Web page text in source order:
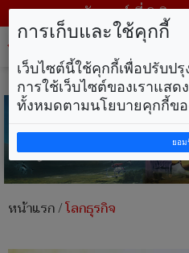
วันเสาร์ ที่ 8 สิง
หน้าแรก/โลกธุรกิจ
การเก็บและใช้คุกกี้
เว็บไซต์นี้ใช้คุกกี้เพื่อปรับป
การใช้เว็บไซต์ของเราแส
ทั้งหมดตามนโยบายคุกกี้ขอ
ยอม